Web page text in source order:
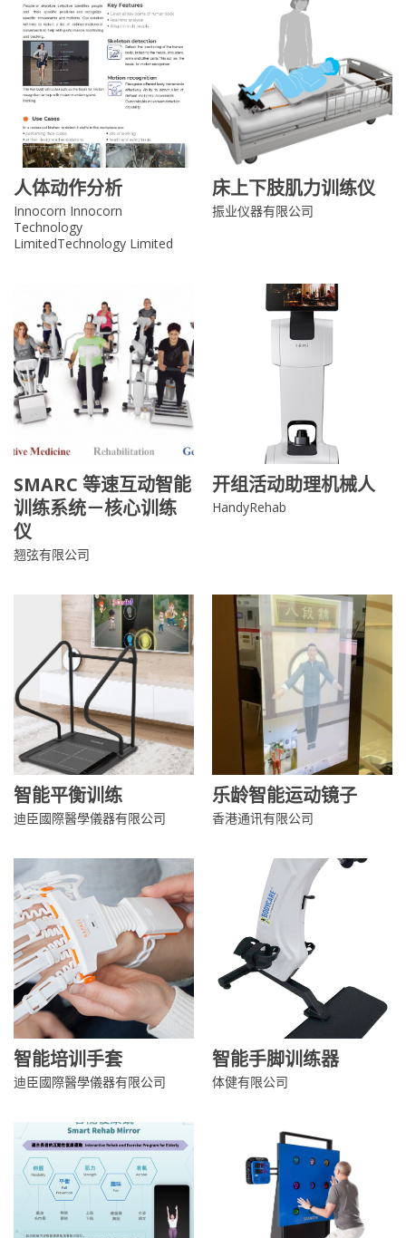
人体动作分析
Innocorn Innocorn
Technology
LimitedTechnology Limited
床上下肢肌力训练仪
振业仪器有限公司
SMARC 等速互动智能
训练系统－核心训练
仪
翘弦有限公司
开组活动助理机械人
HandyRehab
智能平衡训练
迪臣國際醫學儀器有限公司
乐龄智能运动镜子
香港通讯有限公司
智能培训手套
迪臣國際醫學儀器有限公司
智能手脚训练器
体健有限公司